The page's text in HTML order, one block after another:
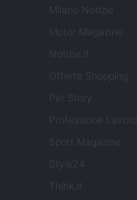
Milano Notizie
Motor Magazine
Notizie.it
Offerte Shopping
Pet Story
Professione Lavoro
Sport Magazine
Style24
Think.it